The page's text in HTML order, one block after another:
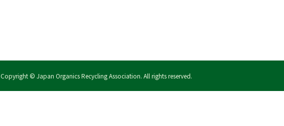
Copyright © Japan Organics Recycling Association. All rights reserved.